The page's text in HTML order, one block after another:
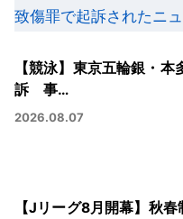
【競泳】東京五輪銀・
訴 事…
2026.08.07
【Jリーグ8月開幕】秋